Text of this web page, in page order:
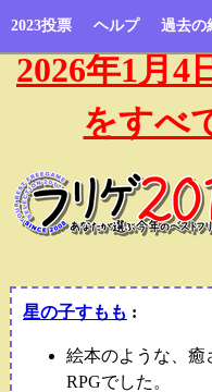
2023投票 ヘルプ 過去の
2026年1月4
をすべ
星の子すもも :
絵本のような、癒
RPGでした。